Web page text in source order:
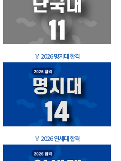
🏅 2026 명지대 합격
🏅 2026 연세대 합격